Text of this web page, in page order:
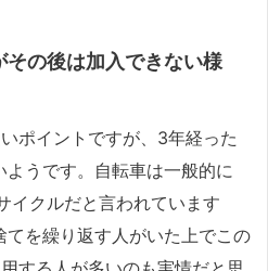
の後は加入できない様
ポイントですが、3年経った
うです。自転車は一般的に
イクルだと言われています
を繰り返す人がいた上でこの